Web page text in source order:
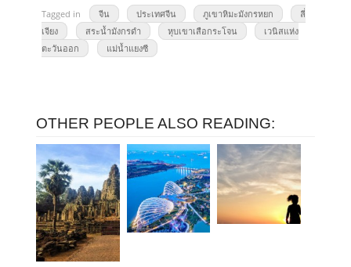
Tagged in จีน ประเทศจีน ภูเขาหิมะมังกรหยก
ลี่
เจียง
สระน้ำมังกรดำ หุบเขาเสือกระโจน
เวนิสแห่ง
ตะวันออก
แม่น้ำแยงซี
OTHER PEOPLE ALSO READING: